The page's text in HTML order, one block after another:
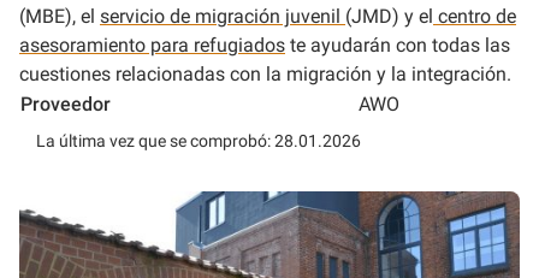
(MBE), el servicio de migración juvenil (JMD) y el centro de
asesoramiento para refugiados te ayudarán con todas las
cuestiones relacionadas con la migración y la integración.
Proveedor
AWO
La última vez que se comprobó: 28.01.2026